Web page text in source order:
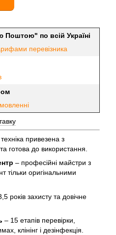
по всій Україні
перевізника
привезена з
готова до використання.
– професійні майстри з
тільки оригінальними
років захисту та довічне
– 15 етапів перевірки,
клінінг і дезінфекція.